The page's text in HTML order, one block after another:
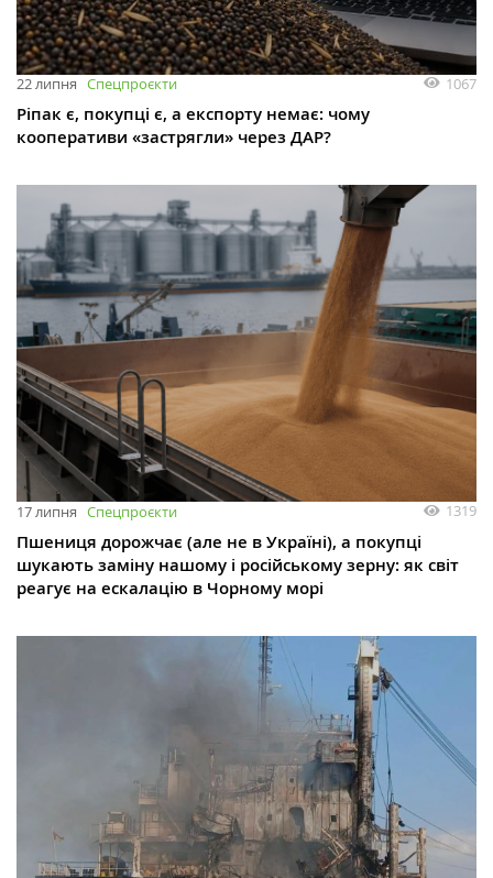
22 липня Спецпроєкти 1067
Ріпак є, покупці є, а експорту немає: чому
кооперативи «застрягли» через ДАР?
17 липня Спецпроєкти 1319
Пшениця дорожчає (але не в Україні), а покупці
шукають заміну нашому і російському зерну: як світ
реагує на ескалацію в Чорному морі